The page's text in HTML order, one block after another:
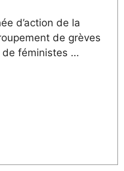
d’action de la
de grèves
de féministes …